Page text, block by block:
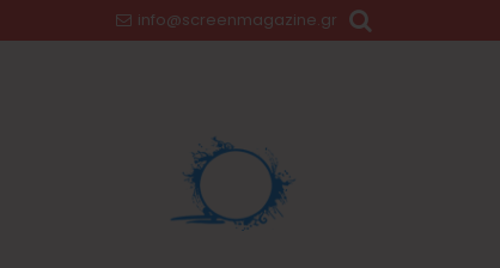
info@screenmagazine.gr